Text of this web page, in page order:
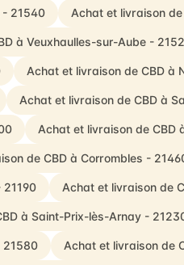
- 21540 Achat et livraison
à Veuxhaulles-sur-Aube -
Achat et livraison de CBD à
Achat et livraison de CBD à
Achat et livraison de CBD
de CBD à Corrombles -
Achat et livraison de
à Saint-Prix-lès-Arnay -
21580 Achat et livraison de